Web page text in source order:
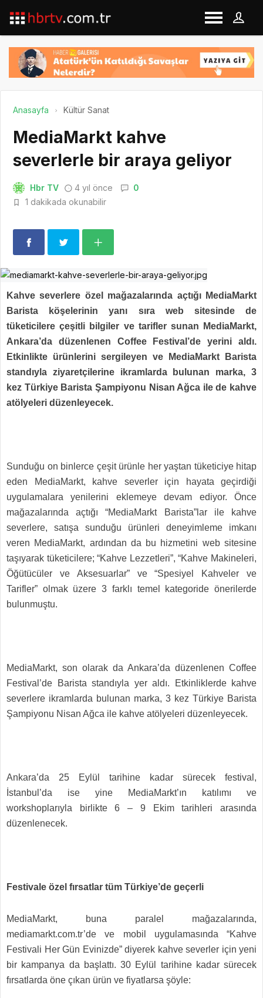
Anasayfa Kültür Sanat
MediaMarkt kahve
severlerle bir araya geliyor
Hbr TV 4 yıl önce
0
1 dakikada okunabilir
Kahve severlere özel mağazalarında açtığı MediaMarkt
Barista köşelerinin yanı sıra web sitesinde de
tüketicilere çeşitli bilgiler ve tarifler sunan MediaMarkt,
Ankara’da düzenlenen Coffee Festival’de yerini aldı.
Etkinlikte ürünlerini sergileyen ve MediaMarkt Barista
standıyla ziyaretçilerine ikramlarda bulunan marka, 3
kez Türkiye Barista Şampiyonu Nisan Ağca ile de kahve
atölyeleri düzenleyecek.
Sunduğu on binlerce çeşit ürünle her yaştan tüketiciye hitap
eden MediaMarkt, kahve severler için hayata geçirdiği
uygulamalara yenilerini eklemeye devam ediyor. Önce
mağazalarında açtığı “MediaMarkt Barista”lar ile kahve
severlere, satışa sunduğu ürünleri deneyimleme imkanı
veren MediaMarkt, ardından da bu hizmetini web sitesine
taşıyarak tüketicilere; “Kahve Lezzetleri”, “Kahve Makineleri,
Öğütücüler ve Aksesuarlar” ve “Spesiyel Kahveler ve
Tarifler” olmak üzere 3 farklı temel kategoride önerilerde
bulunmuştu.
MediaMarkt, son olarak da Ankara’da düzenlenen Coffee
Festival’de Barista standıyla yer aldı. Etkinliklerde kahve
severlere ikramlarda bulunan marka, 3 kez Türkiye Barista
Şampiyonu Nisan Ağca ile kahve atölyeleri düzenleyecek.
Ankara’da 25 Eylül tarihine kadar sürecek festival,
İstanbul’da ise yine MediaMarkt’ın katılımı ve
workshoplarıyla birlikte 6 – 9 Ekim tarihleri arasında
düzenlenecek.
Festivale özel fırsatlar tüm Türkiye’de geçerli
MediaMarkt, buna paralel mağazalarında,
mediamarkt.com.tr’de ve mobil uygulamasında “Kahve
Festivali Her Gün Evinizde” diyerek kahve severler için yeni
bir kampanya da başlattı. 30 Eylül tarihine kadar sürecek
fırsatlarda öne çıkan ürün ve fiyatlarsa şöyle: